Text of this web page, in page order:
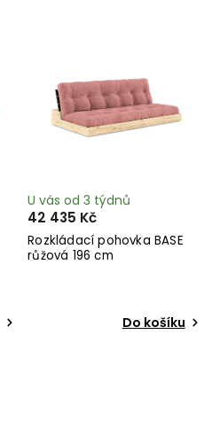
Rozkládací pohovka BASE
růžová 196 cm
U vás od 3 týdnů
42 435 Kč
Do košíku